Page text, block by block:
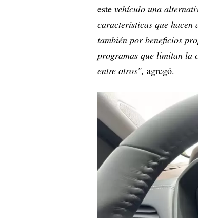
este vehículo una
características que hacen
también por beneficios
programas que limitan la
entre otros", agregó.